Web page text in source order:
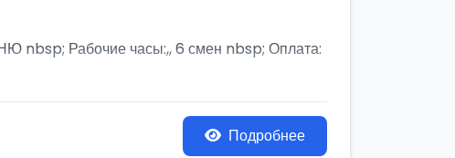
Рабочие часы:,, 6 смен nbsp; Оплата:
Подробнее